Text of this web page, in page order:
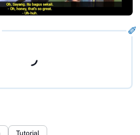
Tutorial